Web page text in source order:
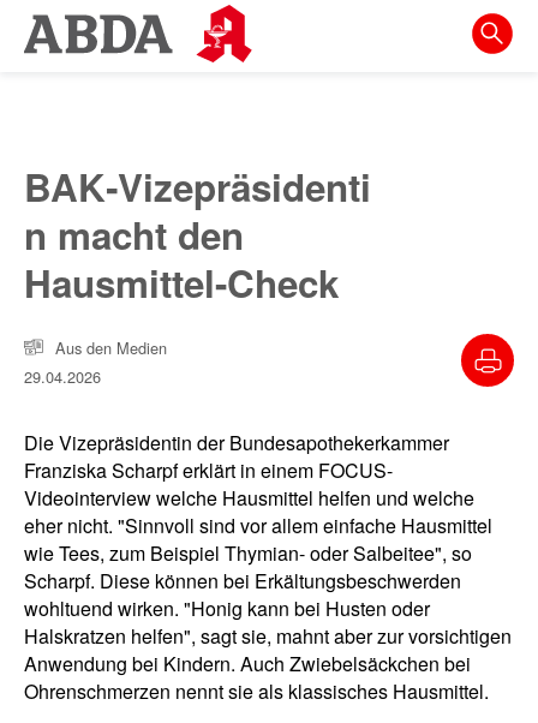
Springe
direkt
zur
Meta-
Navigation
Inhalt
zur
BAK‑Vizepräsidenti
n macht den
Hausmittel-Check
Aus den Medien
29.04.2026
Die Vizepräsidentin der Bundesapothekerkammer
Franziska Scharpf erklärt in einem FOCUS-
Videointerview welche Hausmittel helfen und welche
eher nicht. "Sinnvoll sind vor allem einfache Hausmittel
wie Tees, zum Beispiel Thymian- oder Salbeitee", so
Scharpf. Diese können bei Erkältungsbeschwerden
wohltuend wirken. "Honig kann bei Husten oder
Halskratzen helfen", sagt sie, mahnt aber zur vorsichtigen
Anwendung bei Kindern. Auch Zwiebelsäckchen bei
Ohrenschmerzen nennt sie als klassisches Hausmittel.